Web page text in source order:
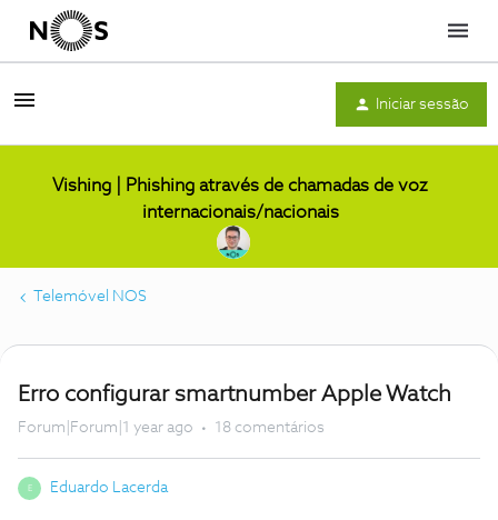
Menu
Iniciar sessão
Vishing | Phishing através de chamadas de voz
internacionais/nacionais
Telemóvel NOS
Erro configurar smartnumber Apple Watch
Forum|Forum|1 year ago 18 comentários
E Eduardo Lacerda